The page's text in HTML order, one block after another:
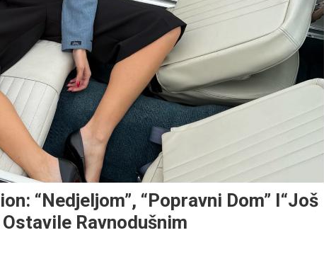
“Nedjeljom”, “Popravni Dom” I“Još
Ravnodušnim